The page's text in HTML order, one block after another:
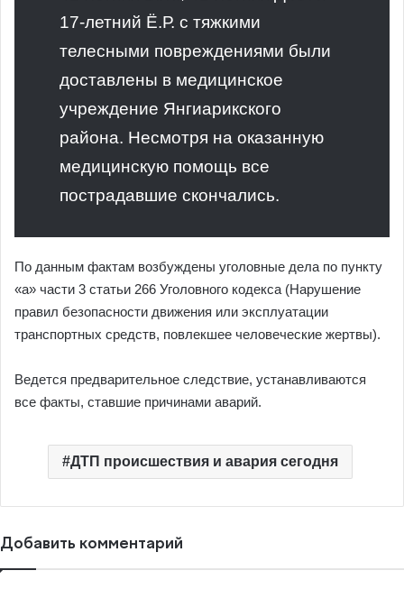
17-летний Ё.Р. с тяжкими
телесными повреждениями были
доставлены в медицинское
учреждение Янгиарикского
района. Несмотря на оказанную
медицинскую помощь все
пострадавшие скончались.
По данным фактам возбуждены уголовные дела по пункту
«а» части 3 статьи 266 Уголовного кодекса (Нарушение
правил безопасности движения или эксплуатации
транспортных средств, повлекшее человеческие жертвы).
Ведется предварительное следствие, устанавливаются
все факты, ставшие причинами аварий.
ДТП происшествия и авария сегодня
Добавить комментарий